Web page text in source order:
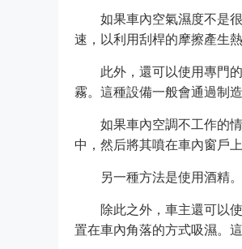
如果車內空氣濕度不是
速，以利用刮桿的摩擦產生
此外，還可以使用專門
霧。這種設備一般會通過制
如果車內空調不工作的
中，然后將其噴在車內窗戶
另一種方法是使用酒精
除此之外，車主還可以
置在車內角落的方式吸濕。